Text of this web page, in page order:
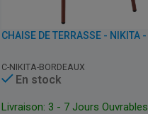
C-NIKITA-BORDEAUX
En stock
Livraison: 3 - 7 Jours Ouvrables